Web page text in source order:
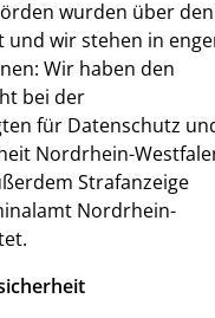
wurden über den
wir stehen in
Wir haben den
bei der
für Datenschutz
Nordrhein-
Strafanzeige
Nordrhein-